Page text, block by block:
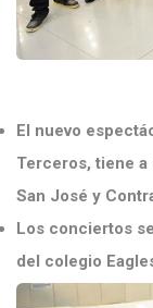
El nuevo
Terceros, tiene a
San José y
Los conciertos
del colegio